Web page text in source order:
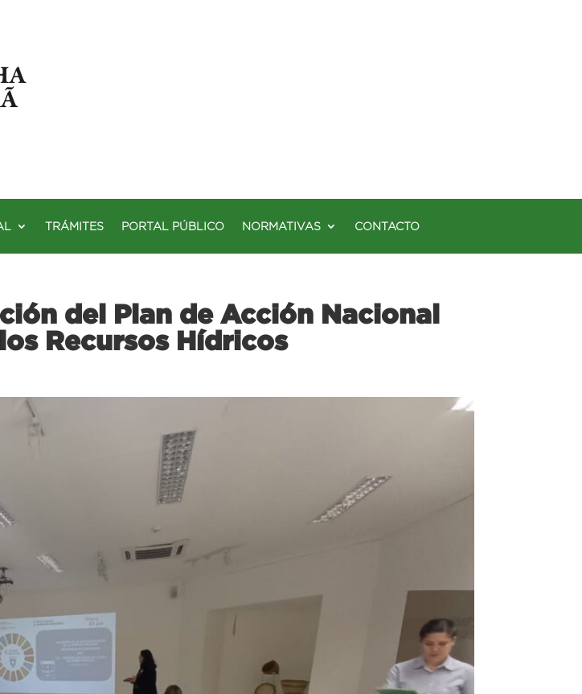
TRÁMITES PORTAL PÚBLICO NORMATIVAS CONTACTO
del Plan de Acción Nacional
Recursos Hídricos